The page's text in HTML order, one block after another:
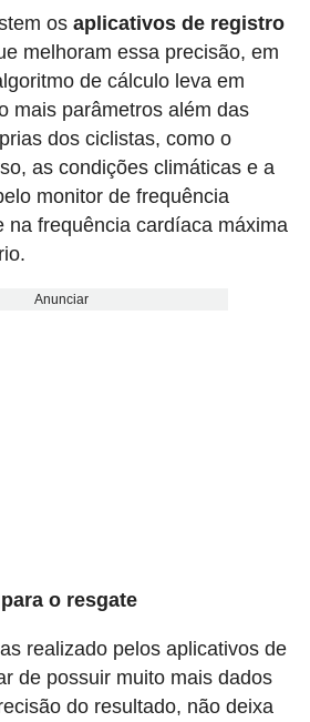
os aplicativos de registro
melhoram essa precisão, em
de cálculo leva em
mais parâmetros além das
dos ciclistas, como o
as condições climáticas e a
monitor de frequência
na frequência cardíaca máxima
Anunciar
o resgate
realizado pelos aplicativos de
de possuir muito mais dados
do resultado, não deixa